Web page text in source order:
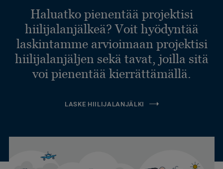
Haluatko pienentää projektisi
hiilijalanjälkeä? Voit hyödyntää
laskintamme arvioimaan projektisi
hiilijalanjäljen sekä tavat, joilla sitä
voi pienentää kierrättämällä.
LASKE HIILIJALANJÄLKI